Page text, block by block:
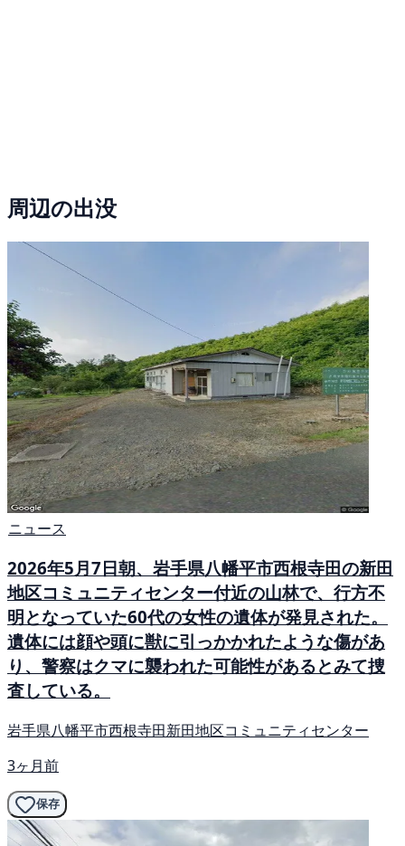
周辺の出没
ニュース
2026年5月7日朝、岩手県八幡平市西根寺田の新田
地区コミュニティセンター付近の山林で、行方不
明となっていた60代の女性の遺体が発見された。
遺体には顔や頭に獣に引っかかれたような傷があ
り、警察はクマに襲われた可能性があるとみて捜
査している。
岩手県八幡平市西根寺田新田地区コミュニティセンター
3ヶ月前
保存